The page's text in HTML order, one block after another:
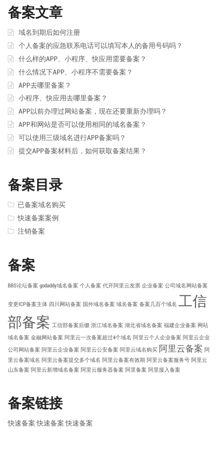
备案文章
域名到期后如何注册
个人备案的应急联系电话可以填写本人的备用号码吗？
什么样的APP、小程序、快应用需要备案？
什么情况下APP、小程序不需要备案？
APP去哪里备案？
小程序、快应用去哪里备案？
APP以前办理过网站备案，现在还要重新办理吗？
APP和网站是否可以使用相同的域名备案？
可以使用三级域名进行APP备案吗？
提交APP备案材料后，如何获取备案结果？
备案目录
已备案域名购买
快速备案案例
注销备案
备案
BBS论坛备案 godaddy域名备案 个人备案 代开阿里云发票 企业备案 公司域名网站备案
变更ICP备案主体 四川网站备案 国外域名备案 域名备案 备案几百个域名 工信
部备案 工信部备案后缀 浙江域名备案 湖北省域名备案 福建企业备案 网站
域名备案 金融网站备案 阿里云一次备案超过4个域名 阿里云个人企业备案 阿里云企业
公司网站备案 阿里云企业备案 阿里云公安备案 阿里云域名购买 阿里云备案 阿
里云备案域名 阿里云备案提交多个域名 阿里云备案有效期 阿里云备案服务号 阿里云
山东备案 阿里云新增域名备案 阿里云服务器备案 阿里备案 阿里接入备案
备案链接
快速备案 快速备案 快速备案